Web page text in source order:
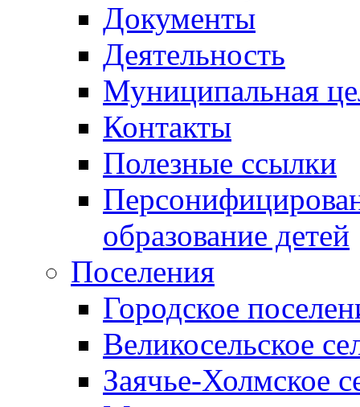
Документы
Деятельность
Муниципальная
Контакты
Полезные ссылки
образование детей
Поселения
Городское
Великосельское
Заячье-Холмское